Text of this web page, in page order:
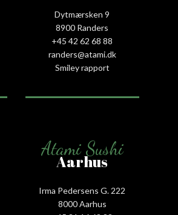
Dytmærsken 9
8900 Randers
+45 42 62 68 88
randers@atami.dk
Smiley rapport
Atami Sushi
Aarhus
Irma Pedersens G. 222
8000 Aarhus